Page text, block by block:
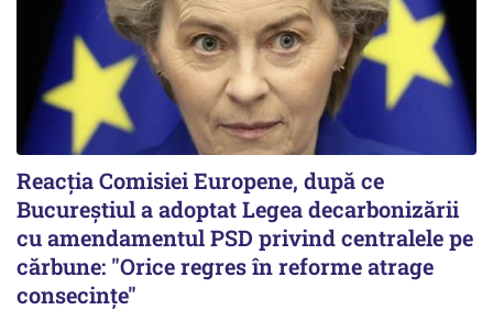
Reacția Comisiei Europene, după ce
Bucureștiul a adoptat Legea decarbonizării
cu amendamentul PSD privind centralele pe
cărbune: "Orice regres în reforme atrage
consecințe"